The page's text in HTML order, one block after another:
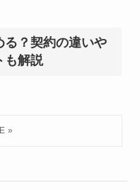
る？契約の違いや
も解説